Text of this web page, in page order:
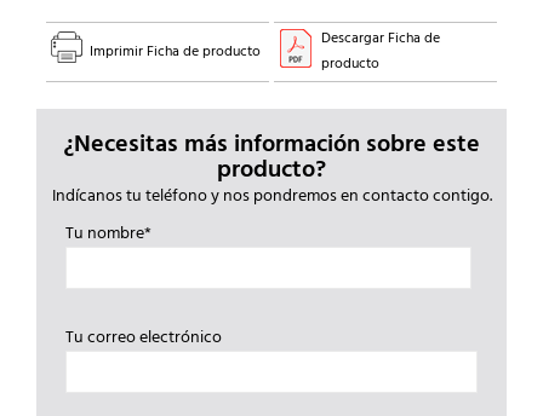
Imprimir Ficha de producto
Descargar Ficha de
producto
¿Necesitas más información sobre este
producto?
Indícanos tu teléfono y nos pondremos en contacto contigo.
Tu nombre*
Tu correo electrónico